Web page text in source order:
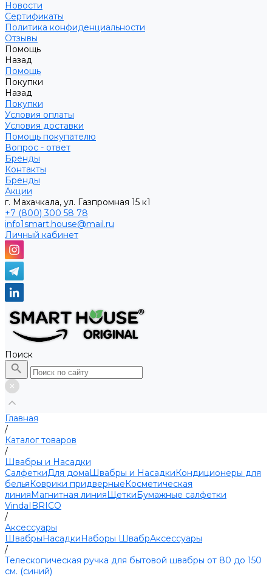
Новости
Сертификаты
Политика конфиденциальности
Отзывы
Помощь
Назад
Помощь
Покупки
Назад
Покупки
Условия оплаты
Условия доставки
Помощь покупателю
Вопрос - ответ
Бренды
Контакты
Бренды
Акции
г. Махачкала, ул. Газпромная 15 к1
+7 (800) 300 58 78
info1smart.house@mail.ru
Личный кабинет
Поиск
Главная
/
Каталог товаров
/
Швабры и Насадки
СалфеткиДля домаШвабры и НасадкиКондиционеры для
бельяКоврики придверныеКосметическая
линияМагнитная линияЩеткиБумажные салфетки
VindaIBRICO
/
Аксессуары
ШвабрыНасадкиНаборы ШвабрАксессуары
/
Телескопическая ручка для бытовой швабры от 80 до 150
см. (синий)